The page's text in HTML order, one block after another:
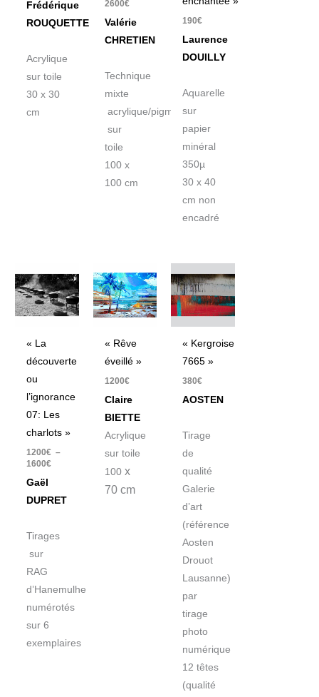
Frédérique
ROUQUETTE
Acrylique
sur toile
30 x 30
cm
2600€
Valérie
CHRETIEN
Technique
mixte
acrylique/pigment
sur
toile
100 x
100 cm
190€
Laurence
DOUILLY
Aquarelle
sur
papier
minéral
350µ
30 x 40
cm non
encadré
« La
découverte
ou
l’ignorance
07: Les
charlots »
1200€ –
1600€
de
prix :
1200€
à
Gaël
DUPRET
Tirages
sur
RAG
d’Hanemulhe
numérotés
sur 6
exemplaires
« Rêve
éveillé »
1200€
Claire
BIETTE
Acrylique
sur toile
100x
70 cm
« Kergroise
7665 »
380€
AOSTEN
Tirage
de
qualité
Galerie
d’art
(référence
Aosten
Drouot
Lausanne)
par
tirage
photo
numérique
12 têtes
(qualité